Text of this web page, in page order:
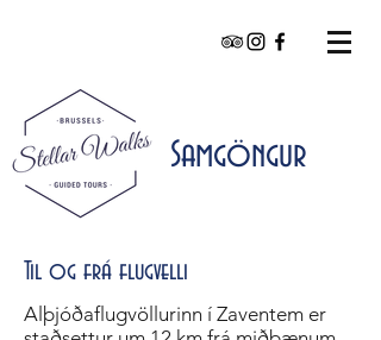
Samgöngur
Til og frá flugvelli
Alþjóðaflugvöllurinn í Zaventem er